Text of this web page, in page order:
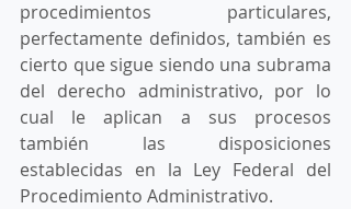
procedimientos particulares,
perfectamente definidos, también es
cierto que sigue siendo una subrama
del derecho administrativo, por lo
cual le aplican a sus procesos
también las disposiciones
establecidas en la Ley Federal del
Procedimiento Administrativo.